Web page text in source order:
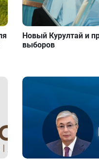
Новый Курултай и
выборов